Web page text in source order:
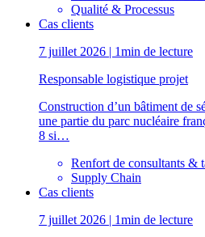
Qualité & Processus
Cas clients
7 juillet 2026 | 1min de lecture
Responsable logistique projet
Construction d’un bâtiment de
une partie du parc nucléaire
8 si…
Renfort de consultants &
Supply Chain
Cas clients
7 juillet 2026 | 1min de lecture